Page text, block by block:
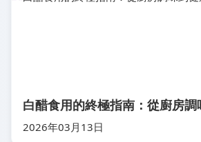
白醋食用的終極指南：從廚房
2026年03月13日